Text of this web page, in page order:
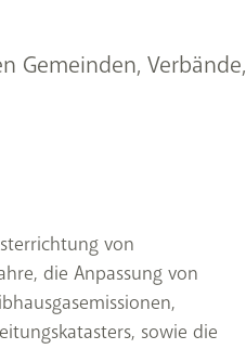
Gemeinden, Verbände,
von
die Anpassung von
sowie die